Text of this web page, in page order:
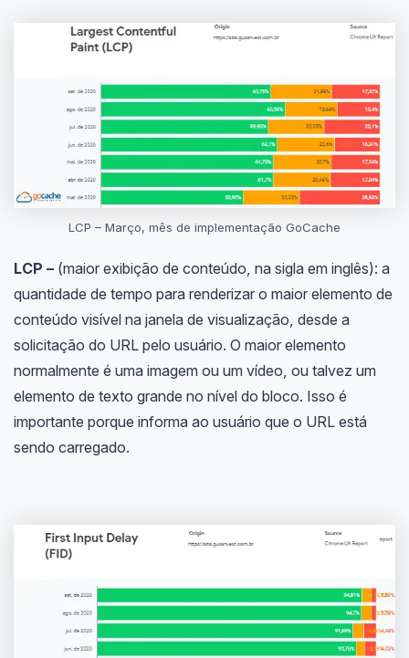
LCP – Março, mês de implementação GoCache
LCP – (maior exibição de conteúdo, na sigla em inglês): a
quantidade de tempo para renderizar o maior elemento de
conteúdo visível na janela de visualização, desde a
solicitação do URL pelo usuário. O maior elemento
normalmente é uma imagem ou um vídeo, ou talvez um
elemento de texto grande no nível do bloco. Isso é
importante porque informa ao usuário que o URL está
sendo carregado.